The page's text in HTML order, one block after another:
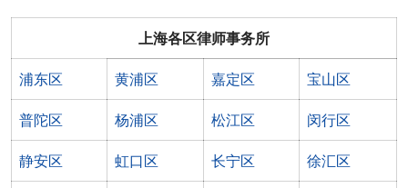
上海各区律师事务所
浦东区 黄浦区 嘉定区 宝山区
普陀区 杨浦区 松江区 闵行区
静安区 虹口区 长宁区 徐汇区